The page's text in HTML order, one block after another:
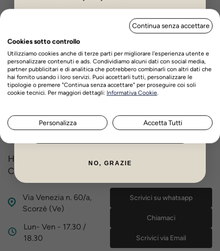
Potrebbe anche piacerti
-21,58%
Non
disponibile
mosche 80mq per 4
settimane
Prezzo
base
€13,90 Prezzo
€10,90
Avvisami
Hai bisogno di aiuto?
Contatta il nostro servizio di assistenza
Via Venezia n. 60/a,
Scorzè (Ve)
Lun- Ven - 17.30 /
18.30
Scrivici su whatsapp
Chiamaci
Scrivici via Email
ISCRIVITI PER OTTENERE IL 5%
DI SCONTO
Nome Cognome
NO, GRAZIE
Continua senza accettare
Cookies sotto controllo
Utilizziamo cookies anche di terze parti per migliorare l'esperienza utente e
personalizzare contenuti e ads. Condividiamo alcuni dati con social media,
partner pubblicitari e di analitica che potrebbero combinarli con altri dati che
hai fornito usando i loro servizi. Puoi accettarli tutti, personalizzare le
tipologie o premere "Continua senza accettare" per proseguire coi soli
cookie tecnici. Per maggiori dettagli: Informativa Cookie
Personalizza Accetta Tutti